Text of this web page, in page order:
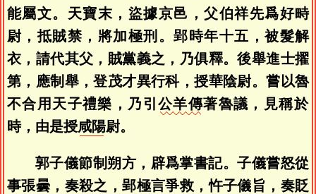
能屬文。天寶末，盜據京邑，父伯祥先爲好畤
尉，抵賊禁，將加極刑。郢時年十五，被髮解
衣，請代其父，賊黨義之，乃俱釋。後舉進士擢
第，應制舉，登茂才異行科，授華陰尉。嘗以魯
不合用天子禮樂，乃引 公羊傳著魯議，見稱於
時，由是授咸陽尉。
郭子儀節制朔方，辟爲掌書記。子儀嘗怒從
事張曇，奏殺之，郢極言爭救，忤子儀旨，奏貶